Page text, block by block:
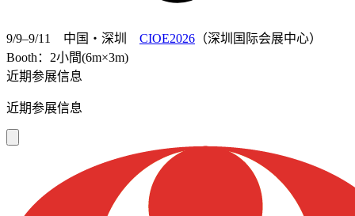
9/9–9/11 中国・深圳 CIOE2026 （深圳国际会展中心）
Booth：2小間(6m×3m)
近期参展信息
近期参展信息